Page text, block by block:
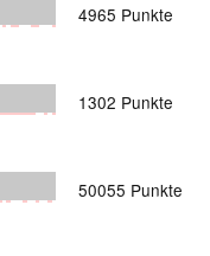
4965 Punkte
1302 Punkte
50055 Punkte